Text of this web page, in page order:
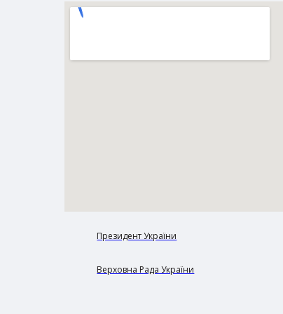
Президент України
Верховна Рада України